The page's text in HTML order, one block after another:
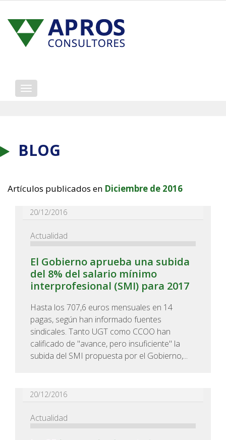
Mostrar/ocultar
BLOG
Artículos publicados en Diciembre de 2016
20/12/2016
Actualidad
El Gobierno aprueba una subida
del 8% del salario mínimo
interprofesional (SMI) para 2017
Hasta los 707,6 euros mensuales en 14
pagas, según han informado fuentes
sindicales. Tanto UGT como CCOO han
calificado de "avance, pero insuficiente" la
subida del SMI propuesta por el Gobierno,...
20/12/2016
Actualidad